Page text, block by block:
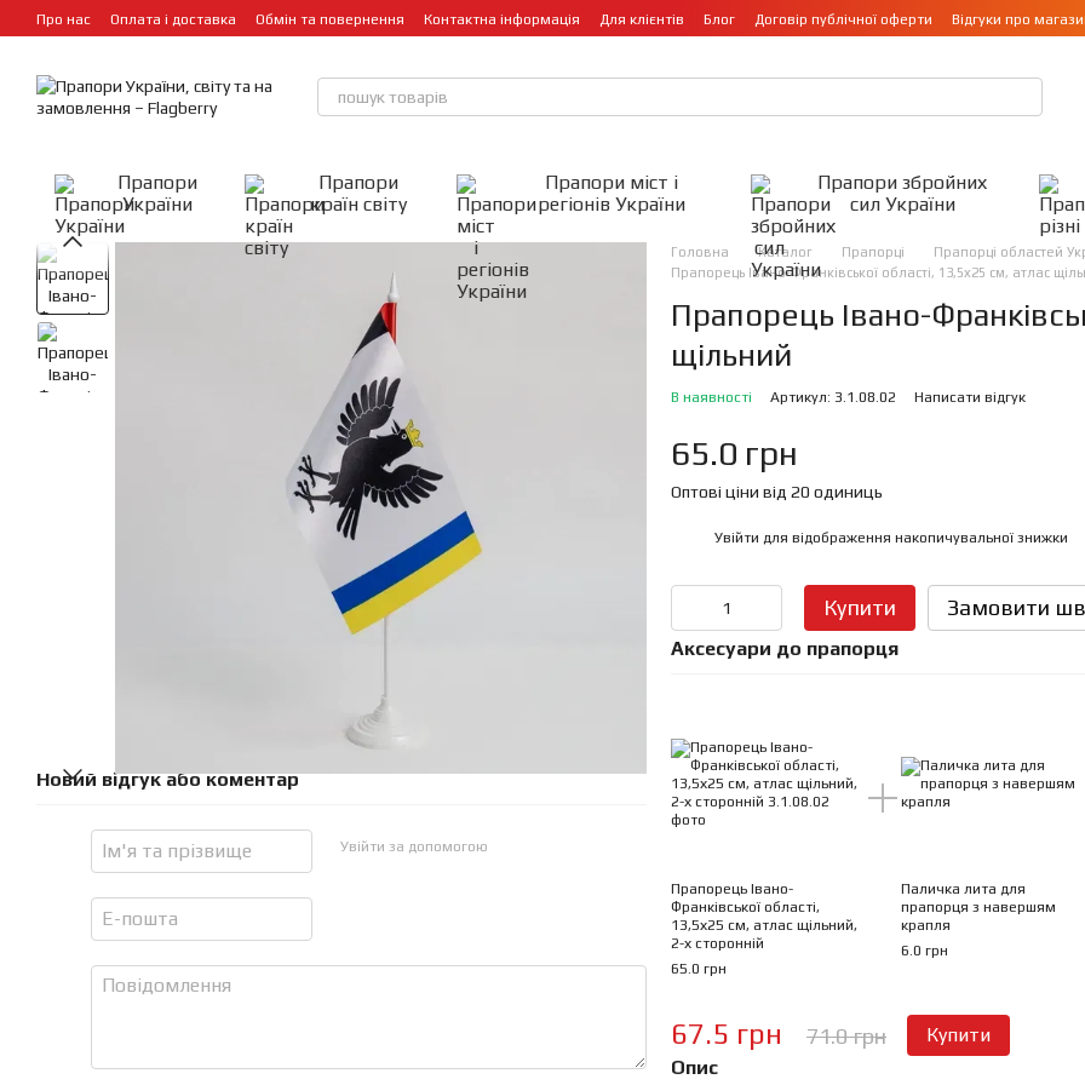
Перейти до основного контенту
Про нас Оплата і доставка Обмін та повернення Контактна інформація Для клієнтів Блог Договір публічної оферти Відгуки про
Прапори
України
Прапори
країн світу
Прапори міст і
регіонів України
Прапори збройних
сил України
Новий відгук або коментар
Увійти за допомогою
Головна Каталог Прапорці
Прапорці областей
Прапорець Івано-Франківської області, 13,5х25 см, атлас
Прапорець Івано-
щільний
В наявності Артикул: 3.1.08.02 Написати відгук
65.0 грн
Оптові ціни від 20 одиниць
Увійти для відображення накопичувальної знижки
Купити Замовити
Аксесуари до прапорця
Прапорець Івано-
Франківської області,
13,5х25 см, атлас щільний,
2-х сторонній
65.0 грн
Паличка лита для
прапорця з навершям
крапля
6.0 грн
67.5 грн 71.0 грн
Купити
Опис